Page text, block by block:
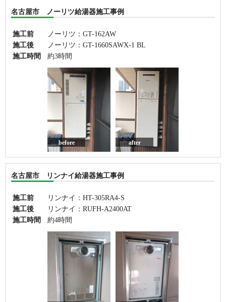
名古屋市 ノーリツ給湯器施工事例
施工前
ノーリツ：GT-162AW
施工後
ノーリツ：GT-1660SAWX-1 BL
施工時間
約3時間
before after
名古屋市 リンナイ給湯器施工事例
施工前
リンナイ：HT-305RA4-S
施工後
リンナイ：RUFH-A2400AT
施工時間
約4時間